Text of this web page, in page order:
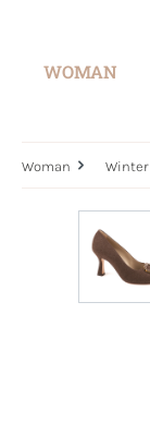
WOMAN
Woman Winter